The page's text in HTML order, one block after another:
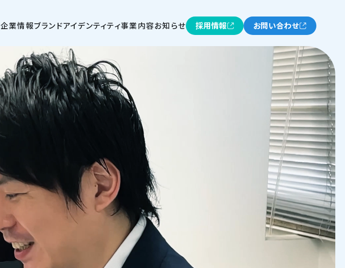
企業情報ブランドアイデンティティ事業内容お知らせ 採用情報 お問い合わせ